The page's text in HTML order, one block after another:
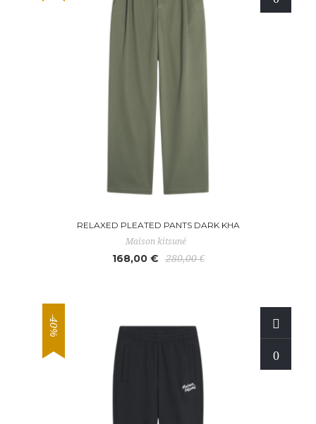
RELAXED PLEATED PANTS DARK KHA
Maison kitsuné
168,00 € 280,00 €
-40%